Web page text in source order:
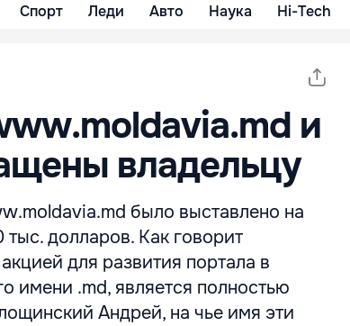
Спорт Леди Авто Наука Hi-Tech
и
владельцу
было выставлено на
долларов. Как говорит
для развития портала в
имени .md, является полностью
Андрей, на чье имя эти